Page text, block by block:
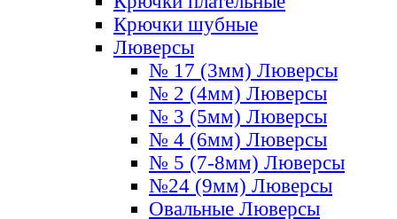
Крючки шубные
Люверсы
№ 17 (3мм) Люверсы
№ 2 (4мм) Люверсы
№ 3 (5мм) Люверсы
№ 4 (6мм) Люверсы
№ 5 (7-8мм) Люверсы
№24 (9мм) Люверсы
Овальные Люверсы